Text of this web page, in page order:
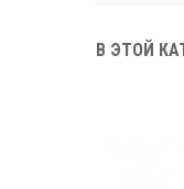
В ЭТОЙ